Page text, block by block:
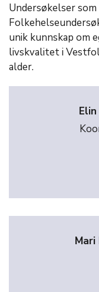
Undersøkelser
unik kunnskap om
livskvalitet i
alder.